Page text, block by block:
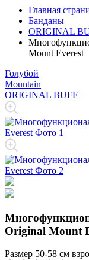
Главная
Банданы
ORIGINAL
Mount Everest
Голубой
Mountain
ORIGINAL BUFF
Original Mount
Размер 50-58 см